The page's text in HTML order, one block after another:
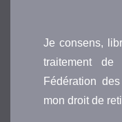
Je consens,
traitement
Fédération
mon droit de